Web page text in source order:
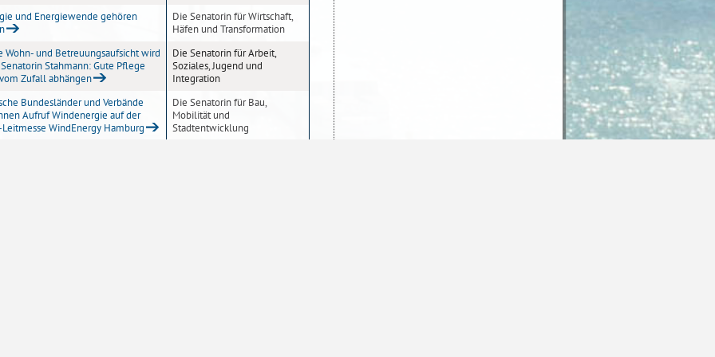
und Energiewende gehören
Die Senatorin für Wirtschaft,
Häfen und Transformation
Wohn- und Betreuungsaufsicht wird
Stahmann: Gute Pflege
Zufall abhängen
Die Senatorin für Arbeit,
Soziales, Jugend und
Integration
Bundesländer und Verbände
Aufruf Windenergie auf der
WindEnergy Hamburg
Die Senatorin für Bau,
Mobilität und
Stadtentwicklung